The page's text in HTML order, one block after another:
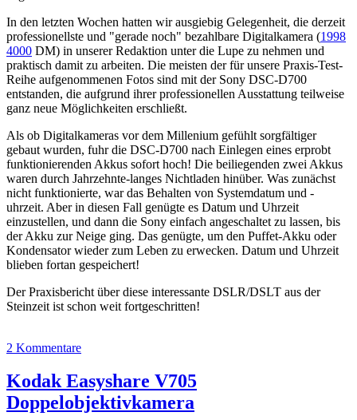
In den letzten Wochen hatten wir ausgiebig Gelegenheit, die derzeit
professionellste und "gerade noch" bezahlbare Digitalkamera (1998
4000 DM) in unserer Redaktion unter die Lupe zu nehmen und
praktisch damit zu arbeiten. Die meisten der für unsere Praxis-Test-
Reihe aufgenommenen Fotos sind mit der Sony DSC-D700
entstanden, die aufgrund ihrer professionellen Ausstattung teilweise
ganz neue Möglichkeiten erschließt.
Als ob Digitalkameras vor dem Millenium gefühlt sorgfältiger
gebaut wurden, fuhr die DSC-D700 nach Einlegen eines erprobt
funktionierenden Akkus sofort hoch! Die beiliegenden zwei Akkus
waren durch Jahrzehnte-langes Nichtladen hinüber. Was zunächst
nicht funktionierte, war das Behalten von Systemdatum und -
uhrzeit. Aber in diesen Fall genügte es Datum und Uhrzeit
einzustellen, und dann die Sony einfach angeschaltet zu lassen, bis
der Akku zur Neige ging. Das genügte, um den Puffet-Akku oder
Kondensator wieder zum Leben zu erwecken. Datum und Uhrzeit
blieben fortan gespeichert!
Der Praxisbericht über diese interessante DSLR/DSLT aus der
Steinzeit ist schon weit fortgeschritten!
2 Kommentare
Kodak Easyshare V705
Doppelobjektivkamera